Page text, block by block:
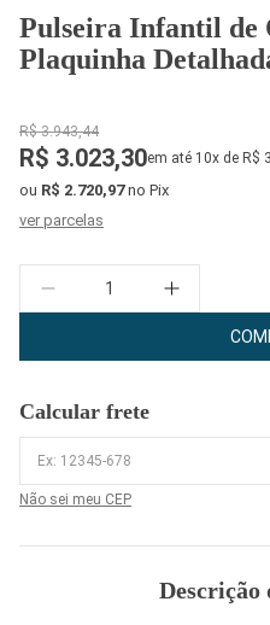
Pulseira Infantil de
Plaquinha
R$ 3.943,44
R$ 3.023,30em até 10x de R$
ou R$ 2.720,97no Pix
ver parcelas
Quantidade
Calcular frete
Não sei meu CEP
Descrição